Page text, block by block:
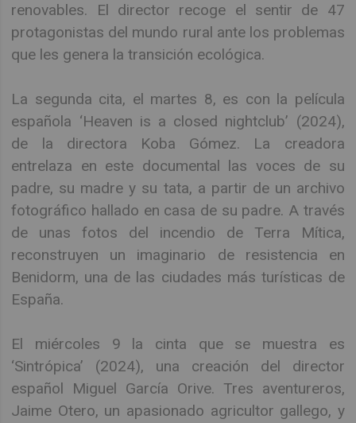
renovables. El director recoge el sentir de 47
protagonistas del mundo rural ante los problemas
que les genera la transición ecológica.
La segunda cita, el martes 8, es con la película
española ‘Heaven is a closed nightclub’ (2024),
de la directora Koba Gómez. La creadora
entrelaza en este documental las voces de su
padre, su madre y su tata, a partir de un archivo
fotográfico hallado en casa de su padre. A través
de unas fotos del incendio de Terra Mítica,
reconstruyen un imaginario de resistencia en
Benidorm, una de las ciudades más turísticas de
España.
El miércoles 9 la cinta que se muestra es
‘Sintrópica’ (2024), una creación del director
español Miguel García Orive. Tres aventureros,
Jaime Otero, un apasionado agricultor gallego, y